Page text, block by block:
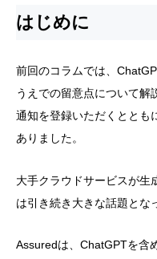
はじめに
前回のコラムでは、
うえでの留意点について解
通知を登録いただくととも
ありました。
大手クラウドサービスが生
は引き続き大きな話題とな
Assuredは、ChatGPTを含